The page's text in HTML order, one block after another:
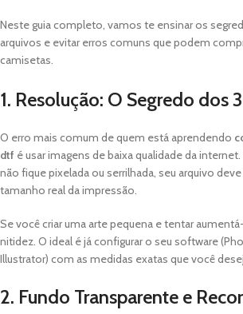
Neste guia completo, vamos te ensinar os
arquivos e evitar erros comuns que podem
camisetas.
1. Resolução: O Segredo dos
O erro mais comum de quem está aprendendo
dtf é usar imagens de baixa qualidade da
não fique pixelada ou serrilhada, seu arquivo
tamanho real da impressão.
Se você criar uma arte pequena e tentar
nitidez. O ideal é já configurar o seu software
Illustrator) com as medidas exatas que você
2. Fundo Transparente e